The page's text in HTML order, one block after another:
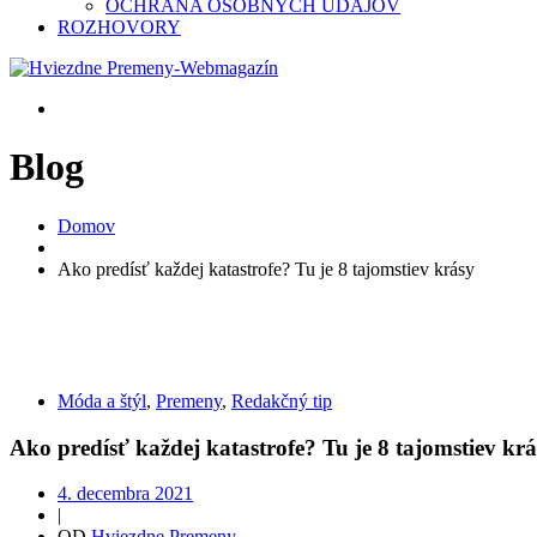
OCHRANA OSOBNÝCH ÚDAJOV
ROZHOVORY
Blog
Domov
Ako predísť každej katastrofe? Tu je 8 tajomstiev krásy
Móda a štýl, Premeny, Redakčný tip
Ako predísť každej katastrofe? Tu je 8 tajomstiev
4. decembra 2021
|